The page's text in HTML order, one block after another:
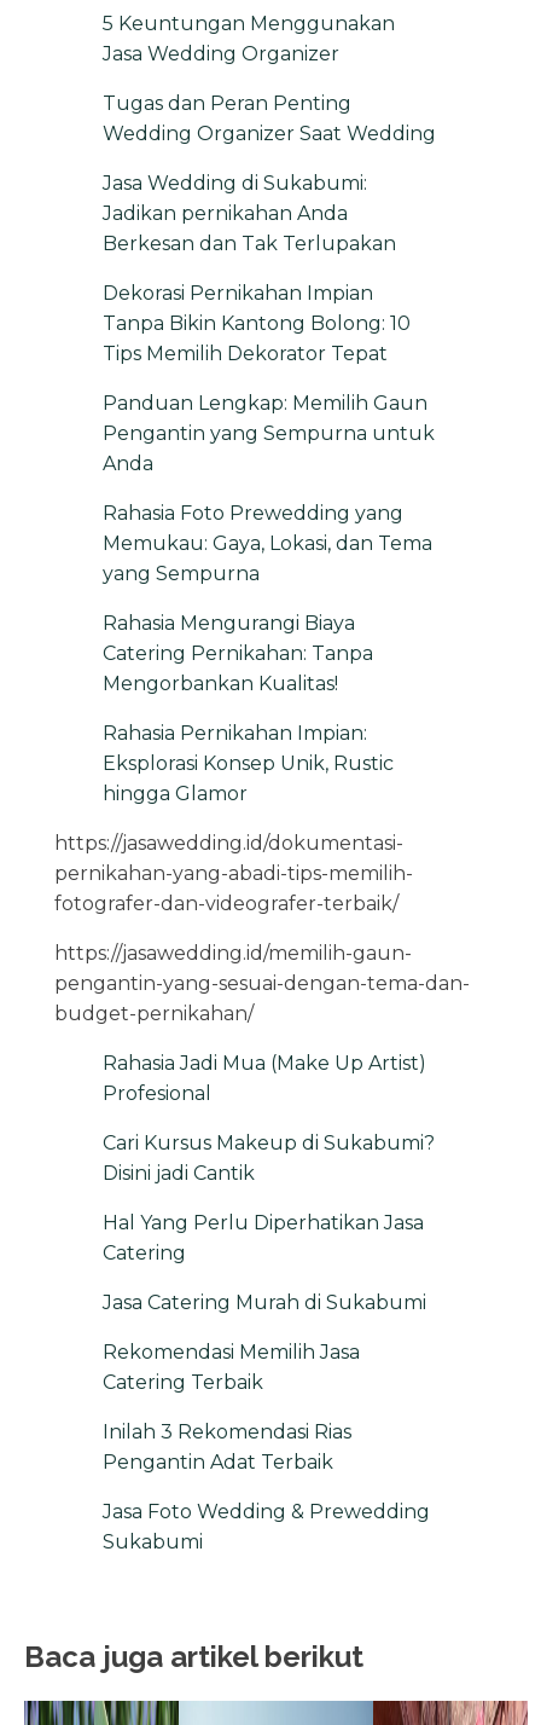
5 Keuntungan Menggunakan
Jasa Wedding Organizer
Tugas dan Peran Penting
Wedding Organizer Saat Wedding
Jasa Wedding di Sukabumi:
Jadikan pernikahan Anda
Berkesan dan Tak Terlupakan
Dekorasi Pernikahan Impian
Tanpa Bikin Kantong Bolong: 10
Tips Memilih Dekorator Tepat
Panduan Lengkap: Memilih Gaun
Pengantin yang Sempurna untuk
Anda
Rahasia Foto Prewedding yang
Memukau: Gaya, Lokasi, dan Tema
yang Sempurna
Rahasia Mengurangi Biaya
Catering Pernikahan: Tanpa
Mengorbankan Kualitas!
Rahasia Pernikahan Impian:
Eksplorasi Konsep Unik, Rustic
hingga Glamor
https://jasawedding.id/dokumentasi-
pernikahan-yang-abadi-tips-memilih-
fotografer-dan-videografer-terbaik/
https://jasawedding.id/memilih-gaun-
pengantin-yang-sesuai-dengan-tema-dan-
budget-pernikahan/
Rahasia Jadi Mua (Make Up Artist)
Profesional
Cari Kursus Makeup di Sukabumi?
Disini jadi Cantik
Hal Yang Perlu Diperhatikan Jasa
Catering
Jasa Catering Murah di Sukabumi
Rekomendasi Memilih Jasa
Catering Terbaik
Inilah 3 Rekomendasi Rias
Pengantin Adat Terbaik
Jasa Foto Wedding & Prewedding
Sukabumi
Baca juga artikel berikut